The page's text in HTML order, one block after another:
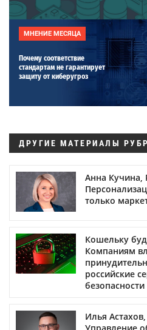
МНЕНИЕ МЕСЯЦА
Почему соответствие
стандартам не гарантирует
защиту от киберугроз
ДРУГИЕ МАТЕРИАЛЫ
Анна Кучина,
только
Кошельку
Компаниям
российские
безопасности
Илья